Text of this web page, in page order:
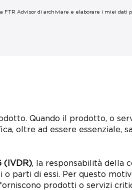
FTR Advisor di archiviare e elaborare i miei dati
Quando il prodotto, o
oltre ad essere essenziale,
(IVDR), la responsabilità della
parti di essi. Per questo
prodotti o servizi